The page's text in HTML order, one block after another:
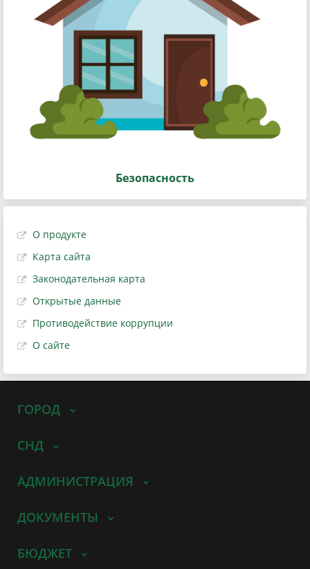
Безопасность
О продукте
Карта сайта
Законодательная карта
Открытые данные
Противодействие коррупции
О сайте
ГОРОД
СНД
АДМИНИСТРАЦИЯ
ДОКУМЕНТЫ
БЮДЖЕТ